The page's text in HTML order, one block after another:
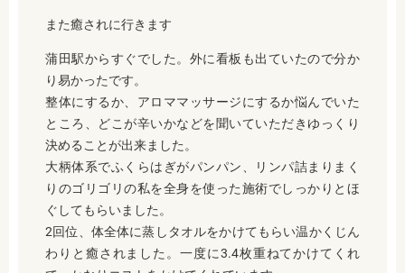
また癒されに行きます
蒲田駅からすぐでした。外に看板も出ていたので分か
り易かったです。
整体にするか、アロママッサージにするか悩んでいた
ところ、どこが辛いかなどを聞いていただきゆっくり
決めることが出来ました。
大柄体系でふくらはぎがパンパン、リンパ詰まりまく
りのゴリゴリの私を全身を使った施術でしっかりとほ
ぐしてもらいました。
2回位、体全体に蒸しタオルをかけてもらい温かくじん
わりと癒されました。一度に3.4枚重ねてかけてくれ